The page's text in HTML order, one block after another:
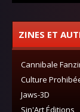
ZINES ET
Cannibale
Culture
Jaws-3D
Sin'Art Éditions